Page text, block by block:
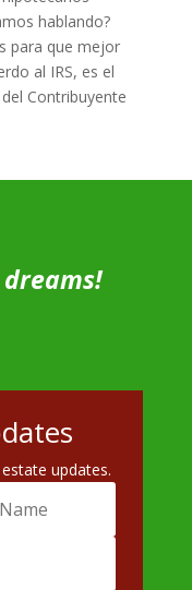
hablando?
para que mejor
al IRS, es el
Contribuyente
updates.